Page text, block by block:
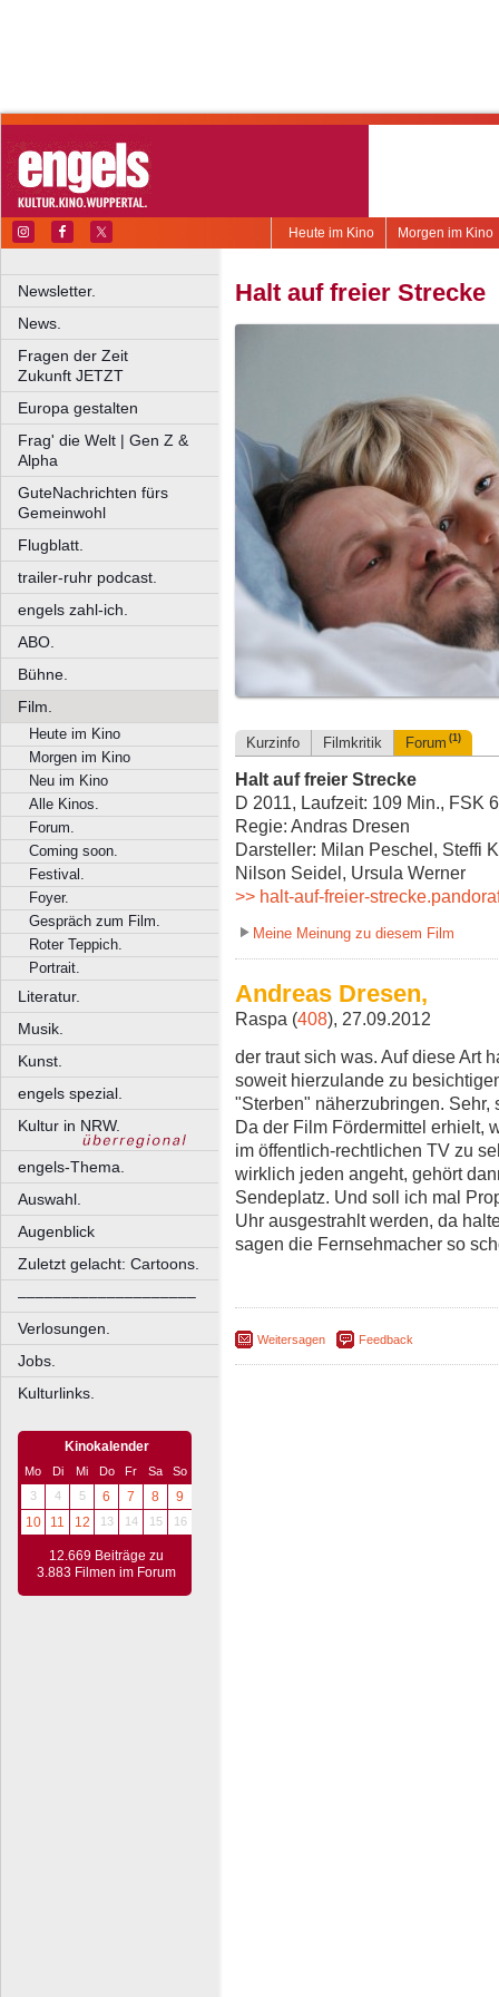
Morgen im Kino
Heute im Kino
Newsletter.
News.
Fragen der Zeit
Zukunft JETZT
Europa gestalten
Frag' die Welt | Gen Z &
Alpha
GuteNachrichten fürs
Gemeinwohl
Flugblatt.
trailer-ruhr podcast.
engels zahl-ich.
ABO.
Bühne.
Film.
Heute im Kino
Morgen im Kino
Neu im Kino
Alle Kinos.
Forum.
Coming soon.
Festival.
Foyer.
Gespräch zum Film.
Roter Teppich.
Portrait.
Literatur.
Musik.
Kunst.
engels spezial.
Kultur in NRW.
engels-Thema.
Auswahl.
Augenblick
Zuletzt gelacht: Cartoons.
––––––––––––––––––––
Verlosungen.
Jobs.
Kulturlinks.
Kinokalender
Mo Di Mi Do Fr Sa
So
3
4 5 6 7 8
9
10
11 12 13 14 15 16
12.669 Beiträge zu
3.883 Filmen im Forum
Halt auf freier Strecke
Kurzinfo Filmkritik Forum (1)
Halt auf freier Strecke
D 2011, Laufzeit: 109 Min., FSK 6
Regie: Andras Dresen
Darsteller: Milan Peschel, Steffi
Nilson Seidel, Ursula Werner
>> halt-auf-freier-
Meine Meinung zu diesem Film
Andreas Dresen,
Raspa (408), 27.09.2012
der traut sich was. Auf diese Art
soweit hierzulande zu
"Sterben" näherzubringen.
Da der Film Fördermittel erhielt,
im öffentlich-rechtlichen TV zu
wirklich jeden angeht, gehört
Sendeplatz. Und soll ich mal
Uhr ausgestrahlt werden, da
sagen die Fernsehmacher so
Weitersagen Feedback